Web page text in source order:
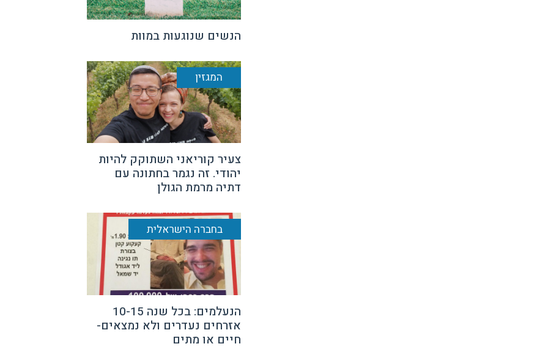
הנשים שנוגעות במוות
המגזין
צעיר קוריאני השתוקק להיות
יהודי. זה נגמר בחתונה עם
דתיה מרמת הגולן
בחברה הישראלית
הנעלמים: בכל שנה 10-15
אזרחים נעדרים ולא נמצאים-
חיים או מתים